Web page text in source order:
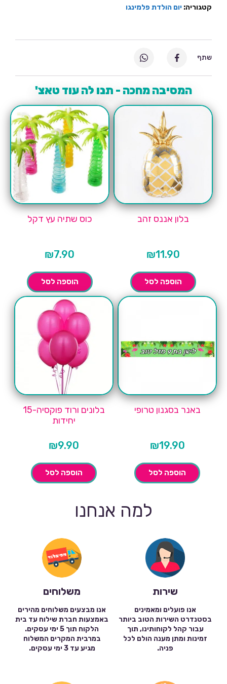
קטגוריה: יום הולדת פלמינגו
המסיבה מחכה - תנו לה עוד טאצ'
בלון אננס זהב
₪11.90
הוספה לסל
כוס שתיה עץ דקל
₪7.90
הוספה לסל
באנר בסגנון טרופי
₪19.90
הוספה לסל
בלונים ורוד פוקסיה-15
יחידות
₪9.90
הוספה לסל
שתף
למה אנחנו
שירות
אנו פועלים ומאמינים
בסטנדרט השירות הטוב ביותר
עבור קהל לקוחותינו, תוך
זמינות ומתן מענה הולם לכל
פניה.
משלוחים
אנו מבצעים משלוחים מהירים
באמצעות חברת שילוח עד בית
הלקוח תוך 5 ימי עסקים.
במרבית המקרים המשלוח
מגיע עד 3 ימי עסקים.